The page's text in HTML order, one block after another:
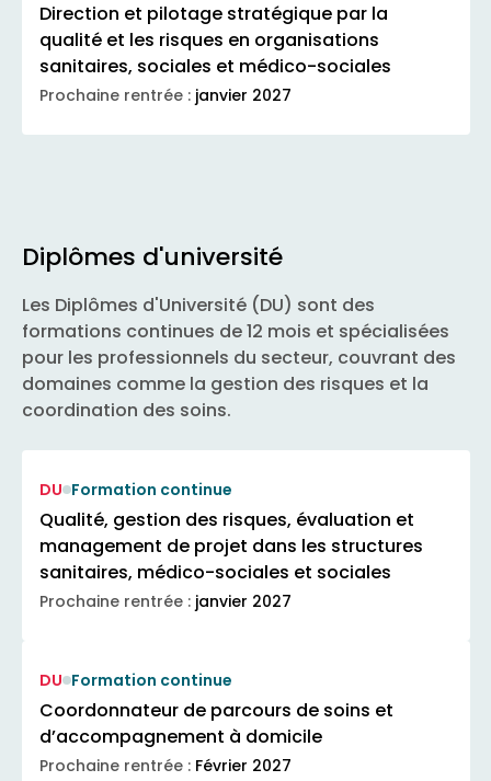
Direction et pilotage stratégique par la
qualité et les risques en organisations
sanitaires, sociales et médico-sociales
Prochaine rentrée : janvier 2027
Diplômes d'université
Les Diplômes d'Université (DU) sont des
formations continues de 12 mois et spécialisées
pour les professionnels du secteur, couvrant des
domaines comme la gestion des risques et la
coordination des soins.
DU Formation continue
Qualité, gestion des risques, évaluation et
management de projet dans les structures
sanitaires, médico-sociales et sociales
Prochaine rentrée : janvier 2027
DU Formation continue
Coordonnateur de parcours de soins et
d’accompagnement à domicile
Prochaine rentrée : Février 2027